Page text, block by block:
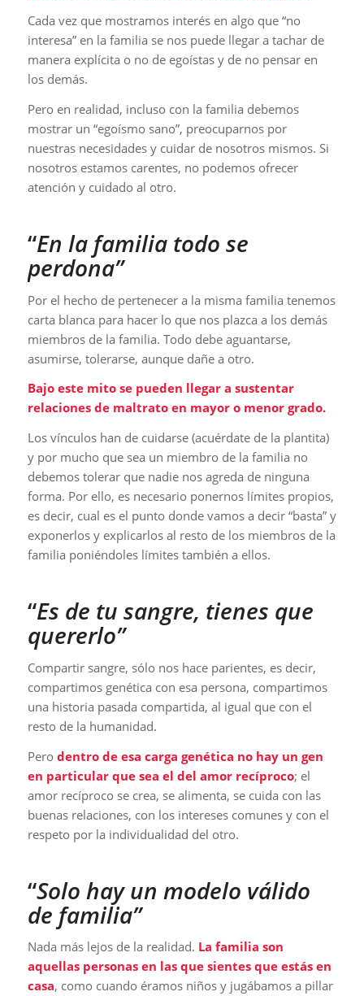
Cada vez que mostramos interés en algo que “no
interesa” en la familia se nos puede llegar a tachar de
manera explícita o no de egoístas y de no pensar en
los demás.
Pero en realidad, incluso con la familia debemos
mostrar un “egoísmo sano”, preocuparnos por
nuestras necesidades y cuidar de nosotros mismos. Si
nosotros estamos carentes, no podemos ofrecer
atención y cuidado al otro.
“En la familia todo se
perdona”
Por el hecho de pertenecer a la misma familia tenemos
carta blanca para hacer lo que nos plazca a los demás
miembros de la familia. Todo debe aguantarse,
asumirse, tolerarse, aunque dañe a otro.
Bajo este mito se pueden llegar a sustentar
relaciones de maltrato en mayor o menor grado.
Los vínculos han de cuidarse (acuérdate de la plantita)
y por mucho que sea un miembro de la familia no
debemos tolerar que nadie nos agreda de ninguna
forma. Por ello, es necesario ponernos límites propios,
es decir, cual es el punto donde vamos a decir “basta” y
exponerlos y explicarlos al resto de los miembros de la
familia poniéndoles límites también a ellos.
“Es de tu sangre, tienes que
quererlo”
Compartir sangre, sólo nos hace parientes, es decir,
compartimos genética con esa persona, compartimos
una historia pasada compartida, al igual que con el
resto de la humanidad.
Pero dentro de esa carga genética no hay un gen
en particular que sea el del amor recíproco; el
amor recíproco se crea, se alimenta, se cuida con las
buenas relaciones, con los intereses comunes y con el
respeto por la individualidad del otro.
“Solo hay un modelo válido
de familia”
Nada más lejos de la realidad. La familia son
aquellas personas en las que sientes que estás en
casa, como cuando éramos niños y jugábamos a pillar